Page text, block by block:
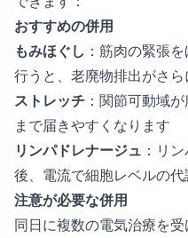
おすすめの併用
もみほぐし ：筋肉の緊張
行うと、老廃物排出がさ
ストレッチ ：関節可動域
まで届きやすくなります
リンパドレナージュ ：リ
後、電流で細胞レベルの
注意が必要な併用
同日に複数の電気治療を